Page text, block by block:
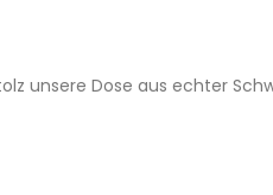
unsere Dose aus echter